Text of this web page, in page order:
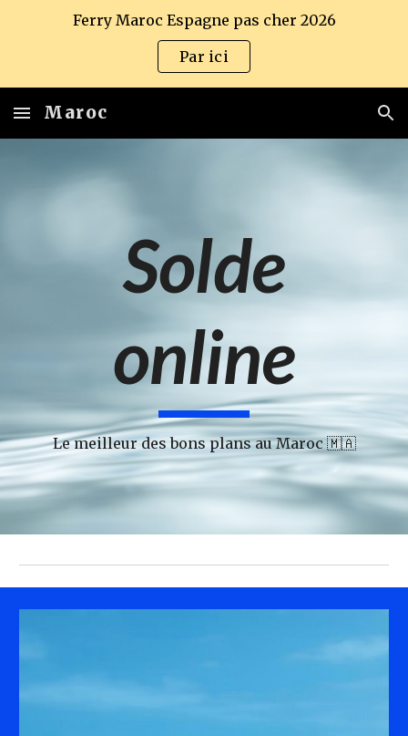
Skip to main content
Ferry Maroc Espagne pas cher 2026
Par ici
Maroc
Solde
online
Le meilleur des bons plans au Maroc 🇲🇦